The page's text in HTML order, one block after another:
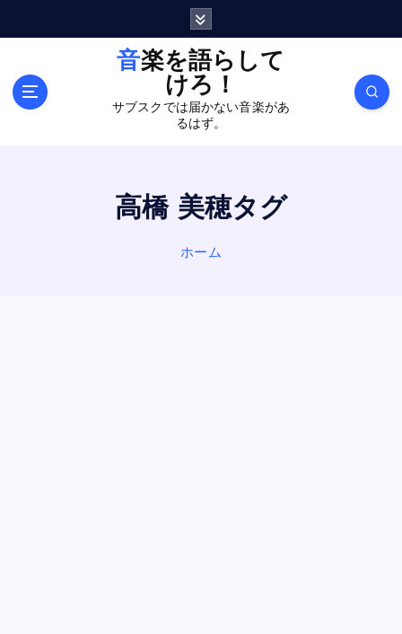
音楽を語らして
けろ！
サブスクでは届かない音楽があ
るはず。
高橋 美穂タグ
ホーム